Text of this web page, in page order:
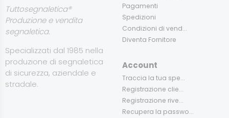
Tuttosegnaletica®
Produzione e vendita
segnaletica.
Specializzati dal 1985 nella
produzione di segnaletica
di sicurezza, aziendale e
stradale.
Pagamenti
Spedizioni
Condizioni di vend...
Diventa Fornitore
Account
Traccia la tua spe...
Registrazione clie...
Registrazione rive...
Recupera la passwo...